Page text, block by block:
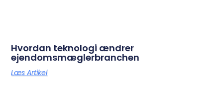
Hvordan teknologi ændrer
ejendomsmæglerbranchen
Læs Artikel